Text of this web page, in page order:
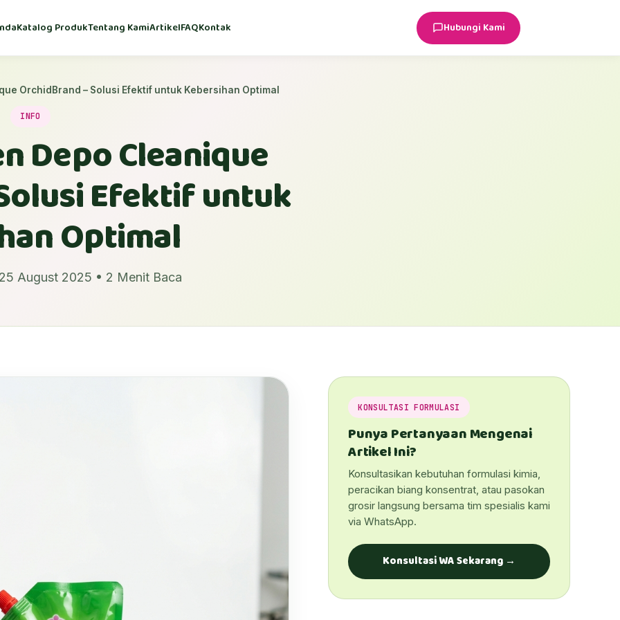
Katalog ProdukTentang KamiArtikelFAQKontak Hubungi Kami
OrchidBrand – Solusi Efektif untuk Kebersihan Optimal
INFO
Depo Cleanique
Efektif untuk
Optimal
August 2025 • 2 Menit Baca
KONSULTASI FORMULASI
Punya Pertanyaan Mengenai
Artikel Ini?
Konsultasikan kebutuhan formulasi kimia,
peracikan biang konsentrat, atau pasokan
grosir langsung bersama tim spesialis kami
via WhatsApp.
Konsultasi WA Sekarang →